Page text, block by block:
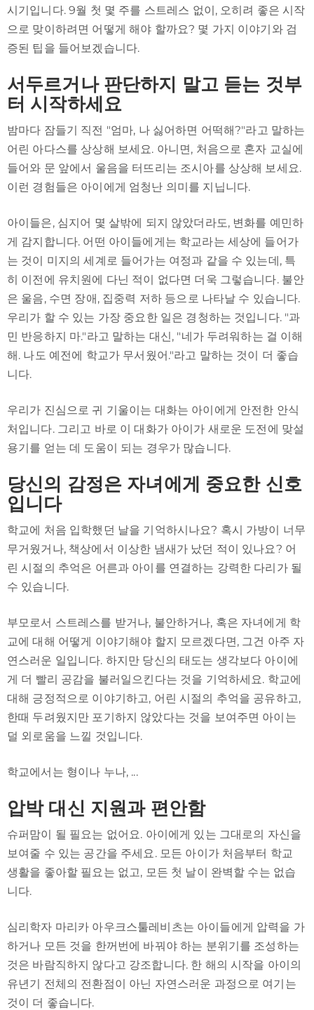
시기입니다. 9월 첫 몇 주를 스트레스 없이, 오히려 좋은 시작
으로 맞이하려면 어떻게 해야 할까요? 몇 가지 이야기와 검
증된 팁을 들어보겠습니다.
서두르거나 판단하지 말고 듣는 것부
터 시작하세요
밤마다 잠들기 직전 "엄마, 나 싫어하면 어떡해?"라고 말하는
어린 아다스를 상상해 보세요. 아니면, 처음으로 혼자 교실에
들어와 문 앞에서 울음을 터뜨리는 조시아를 상상해 보세요.
이런 경험들은 아이에게 엄청난 의미를 지닙니다.
아이들은, 심지어 몇 살밖에 되지 않았더라도, 변화를 예민하
게 감지합니다. 어떤 아이들에게는 학교라는 세상에 들어가
는 것이 미지의 세계로 들어가는 여정과 같을 수 있는데, 특
히 이전에 유치원에 다닌 적이 없다면 더욱 그렇습니다. 불안
은 울음, 수면 장애, 집중력 저하 등으로 나타날 수 있습니다.
우리가 할 수 있는 가장 중요한 일은 경청하는 것입니다. "과
민 반응하지 마."라고 말하는 대신, "네가 두려워하는 걸 이해
해. 나도 예전에 학교가 무서웠어."라고 말하는 것이 더 좋습
니다.
우리가 진심으로 귀 기울이는 대화는 아이에게 안전한 안식
처입니다. 그리고 바로 이 대화가 아이가 새로운 도전에 맞설
용기를 얻는 데 도움이 되는 경우가 많습니다.
당신의 감정은 자녀에게 중요한 신호
입니다
학교에 처음 입학했던 날을 기억하시나요? 혹시 가방이 너무
무거웠거나, 책상에서 이상한 냄새가 났던 적이 있나요? 어
린 시절의 추억은 어른과 아이를 연결하는 강력한 다리가 될
수 있습니다.
부모로서 스트레스를 받거나, 불안하거나, 혹은 자녀에게 학
교에 대해 어떻게 이야기해야 할지 모르겠다면, 그건 아주 자
연스러운 일입니다. 하지만 당신의 태도는 생각보다 아이에
게 더 빨리 공감을 불러일으킨다는 것을 기억하세요. 학교에
대해 긍정적으로 이야기하고, 어린 시절의 추억을 공유하고,
한때 두려웠지만 포기하지 않았다는 것을 보여주면 아이는
덜 외로움을 느낄 것입니다.
학교에서는 형이나 누나, ...
압박 대신 지원과 편안함
슈퍼맘이 될 필요는 없어요. 아이에게 있는 그대로의 자신을
보여줄 수 있는 공간을 주세요. 모든 아이가 처음부터 학교
생활을 좋아할 필요는 없고, 모든 첫 날이 완벽할 수는 없습
니다.
심리학자 마리카 아우크스툴레비츠는 아이들에게 압력을 가
하거나 모든 것을 한꺼번에 바꿔야 하는 분위기를 조성하는
것은 바람직하지 않다고 강조합니다. 한 해의 시작을 아이의
유년기 전체의 전환점이 아닌 자연스러운 과정으로 여기는
것이 더 좋습니다.